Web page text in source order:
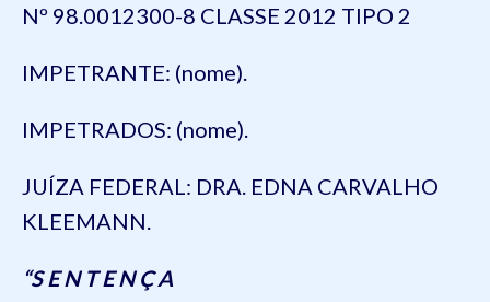
Nº 98.0012300-8 CLASSE 2012 TIPO 2
IMPETRANTE: (nome).
IMPETRADOS: (nome).
JUÍZA FEDERAL: DRA. EDNA CARVALHO
KLEEMANN.
“S E N T E N Ç A